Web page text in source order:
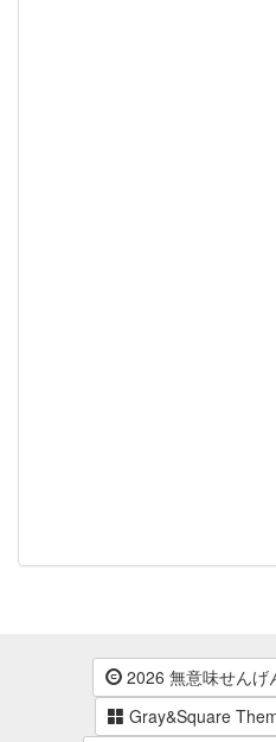
2026 無意味せん
Gray&Square